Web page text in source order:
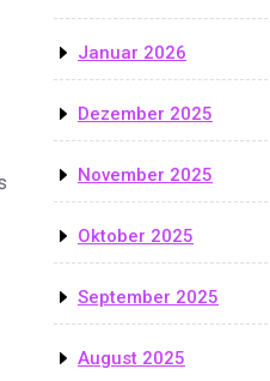
Januar 2026
Dezember 2025
November 2025
Oktober 2025
September 2025
August 2025